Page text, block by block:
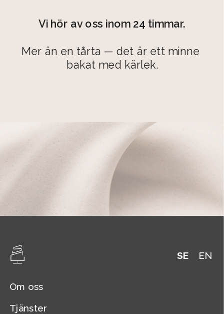
Vi hör av oss inom 24 timmar.
Mer än en tårta — det är ett minne
bakat med kärlek.
SE EN
Om oss
Tjänster